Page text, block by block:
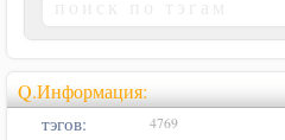
Q.Информация:
тэгов: 4769